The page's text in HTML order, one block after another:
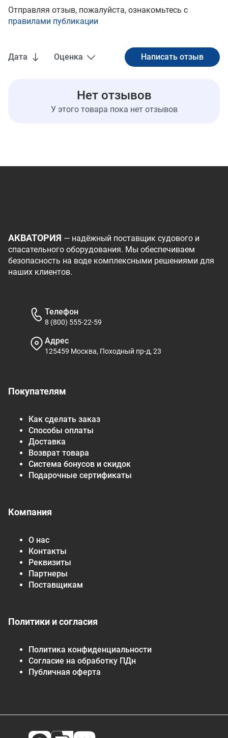
Дата Оценка
Нет отзывов
У этого товара пока нет отзывов
Отправляя отзыв, пожалуйста, ознакомьтесь с
правилами публикации
АКВАТОРИЯ — надёжный поставщик судового и
спасательного оборудования. Мы обеспечиваем
безопасность на воде комплексными решениями для
наших клиентов.
Покупателям
Как сделать заказ
Способы оплаты
Доставка
Возврат товара
Система бонусов и скидок
Подарочные сертификаты
Компания
О нас
Контакты
Реквизиты
Партнеры
Поставщикам
Политики и согласия
Политика конфиденциальности
Согласие на обработку ПДн
Публичная оферта
Телефон
8 (800) 555-22-59
Адрес
125459 Москва, Походный пр-д, 23